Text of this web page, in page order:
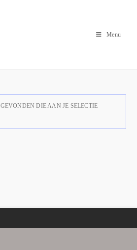
Menu
DIE AAN JE SELECTIE